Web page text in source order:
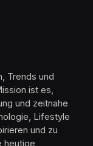
Trends und
ist es,
und zeitnahe
Lifestyle
und zu
heutige